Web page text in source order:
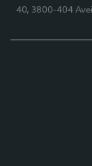
40, 3800-404